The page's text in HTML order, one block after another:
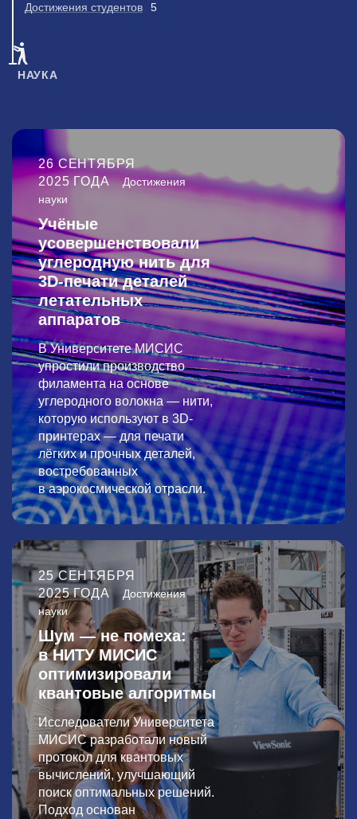
Достижения студентов 5
НАУКА
26 СЕНТЯБРЯ
2025 ГОДА
Достижения
науки
Учёные
усовершенствовали
углеродную нить для
3D-печати деталей
летательных
аппаратов
В Университете МИСИС
упростили производство
филамента на основе
углеродного волокна — нити,
которую используют в 3D-
принтерах — для печати
лёгких и прочных деталей,
востребованных
в аэрокосмической отрасли.
25 СЕНТЯБРЯ
2025 ГОДА
Достижения
науки
Шум — не помеха:
в НИТУ МИСИС
оптимизировали
квантовые алгоритмы
Исследователи Университета
МИСИС разработали новый
протокол для квантовых
вычислений, улучшающий
поиск оптимальных решений.
Подход основан